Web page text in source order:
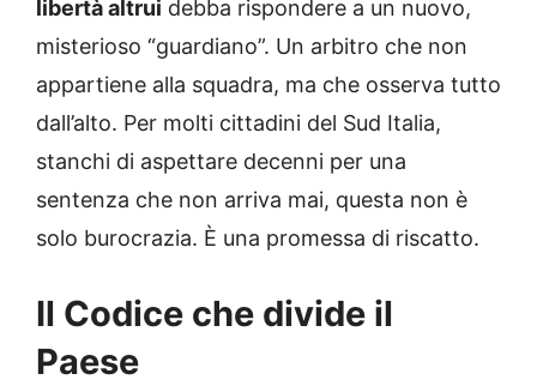
libertà altrui debba rispondere a un nuovo,
misterioso “guardiano”. Un arbitro che non
appartiene alla squadra, ma che osserva tutto
dall’alto. Per molti cittadini del Sud Italia,
stanchi di aspettare decenni per una
sentenza che non arriva mai, questa non è
solo burocrazia. È una promessa di riscatto.
Il Codice che divide il
Paese